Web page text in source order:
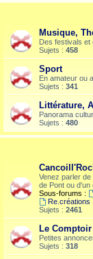
Musique,
Des festivals et
Sujets : 458
Sport
En amateur ou
Sujets : 341
Littérature,
Panorama
Sujets : 480
Venez parler
de Pont ou d'un
Sous-forums :
Re.créations
Sujets : 2461
Le
Petites
Sujets : 318